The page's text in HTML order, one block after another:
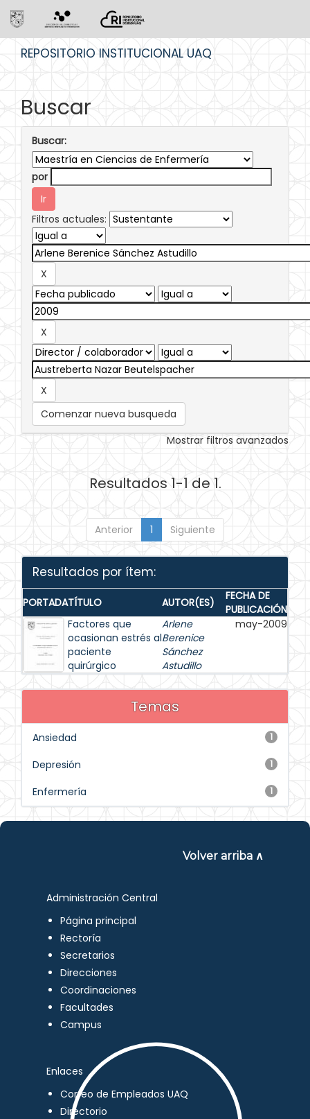
REPOSITORIO INSTITUCIONAL UAQ
Buscar
Buscar:
por
Filtros actuales:
Comenzar nueva busqueda
Mostrar filtros avanzados
Resultados 1-1 de 1.
Anterior 1 Siguiente
Resultados por ítem:
PORTADATÍTULO AUTOR(ES)
FECHA DE
PUBLICACIÓN
Factores que
ocasionan estrés al
paciente
quirúrgico
Arlene
Berenice
Sánchez
Astudillo
may-2009
Temas
1
Ansiedad
1
Depresión
1
Enfermería
Volver arriba ∧
Administración Central
Página principal
Rectoría
Secretarios
Direcciones
Coordinaciones
Facultades
Campus
Enlaces
Correo de Empleados UAQ
Directorio